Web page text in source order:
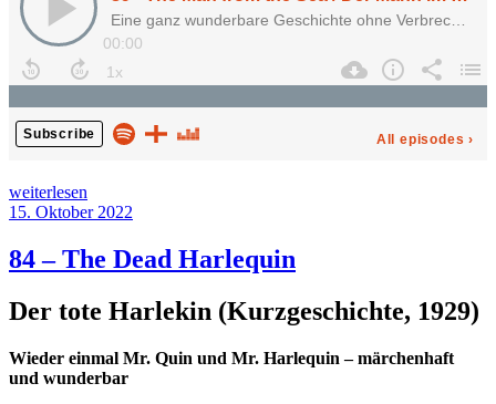
„89
–
Man
from
Sea“
weiterlesen
Veröffentlicht
15. Oktober 2022
84 – The Dead Harlequin
Der tote Harlekin (Kurzgeschichte, 1929)
Wieder einmal Mr. Quin und Mr. Harlequin – märchenhaft
und wunderbar